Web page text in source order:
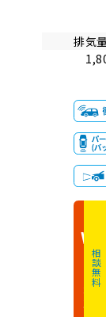
排気量
相談無料
最
状